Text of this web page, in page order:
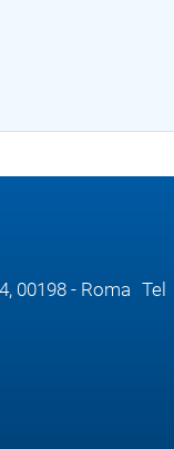
00198 - Roma Tel